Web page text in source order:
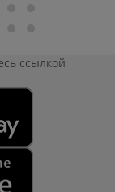
ссылкой